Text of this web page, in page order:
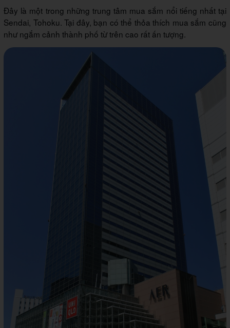
Đây là một trong những trung tâm mua sắm nổi tiếng nhất tại
Sendai, Tohoku. Tại đây, bạn có thể thỏa thích mua sắm cũng
như ngắm cảnh thành phố từ trên cao rất ấn tượng.